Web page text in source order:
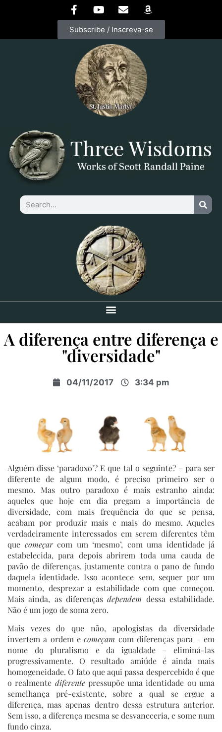
Subscribe / Inscreva-se
A diferença entre diferença e
"diversidade"
04/11/2017 3:34 pm
Alguém disse ‘paradoxo’? E que tal o seguinte? – para ser
diferente de algum modo, é preciso primeiro ser o
mesmo. Mas outro paradoxo é mais estranho ainda:
aqueles que hoje em dia pregam a importância de
diversidade, com mais frequência do que se pensa,
acabam por produzir mais e mais do mesmo. Aqueles
verdadeiramente interessados em serem diferentes têm
que começarcom um ‘mesmo’, com uma identidade já
estabelecida, para depois abrirem toda uma cauda de
pavão de diferenças, justamente contra o pano de fundo
daquela identidade. Isso acontece sem, sequer por um
momento, desprezar a estabilidade com que começou.
Mais ainda, as diferençasdependem dessa estabilidade.
Não é um jogo de soma zero.
Mais vezes do que não, apologistas da diversidade
invertem a ordem ecomeçam com diferenças para – em
nome do pluralismo e da igualdade – eliminá-las
progressivamente. O resultado amiúde é ainda mais
homogeneidade. O fato que aqui passa despercebido é que
o realmente diferentepressupõe uma identidade ou uma
semelhança pré-existente, sobre a qual se ergue a
diferença, mas apenas dentro dessa estrutura anterior.
Sem isso, a diferença mesma se desvaneceria, e some num
fundo cinza.